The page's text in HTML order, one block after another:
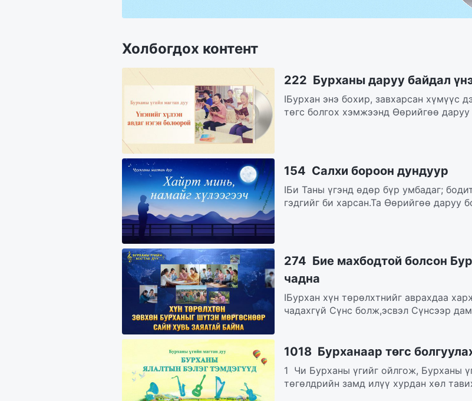
Холбогдох контент
222 Бурханы даруу байдал
IБурхан энэ бохир, завхарсан хүмүүс
төгс болгох хэмжээнд Өөрийгөө
154 Салхи бороон дундуур
IБи Таны үгэнд өдөр бүр умбадаг;
гэдгийг би харсан.Та Өөрийгөө даруу
274 Бие махбодтой болсон
чадна
IБурхан хүн төрөлхтнийг аврахдаа
чадахгүй Сүнс болж,эсвэл Сүнсээр
1018 Бурханаар төгс
1 Чи Бурханы үгийг ойлгож, Бурханы
төгөлдрийн замд илүү хурдан хөл